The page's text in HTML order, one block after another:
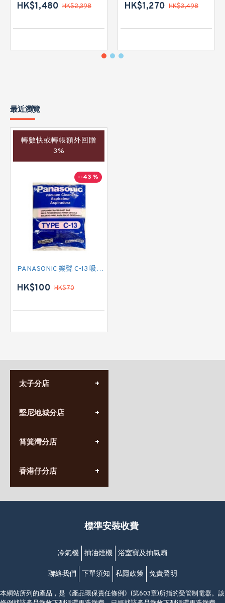
HK$1,480 HK$2,398 HK$1,270 HK$3,498
最近瀏覽
轉數快或轉帳額外回贈
3%
--43 %
PANASONIC 樂聲 C-13 吸塵機紙袋
HK$100 HK$70
太子分店
營業時間:
九龍太子太子道西141號
堅尼地城分店
營業時間:
香港堅尼地城卑路乍街
(堅尼地城地鐵站B出口)
筲箕灣分店
營業時間:
(10:00am-20:30pm)
香港仔分店
營業時間:
香港香港仔成都道20-28號
(黃竹坑地鐵站轉4M專線小巴)
標準安裝收費
冷氣機 抽油煙機 浴室寶及抽氣扇
聯絡我們 下單須知 私隱政策 免責聲明
本網站所列的產品，是《產品環保責任條例》(第603章)所指的受管制電器。該